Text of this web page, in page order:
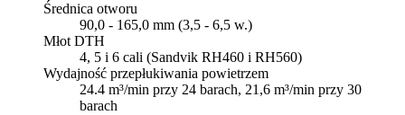
Średnica otworu
90,0 - 165,0 mm (3,5 - 6,5 w.)
Młot DTH
4, 5 i 6 cali (Sandvik RH460 i RH560)
Wydajność przepłukiwania powietrzem
24.4 m³/min przy 24 barach, 21,6 m³/min przy 30
barach